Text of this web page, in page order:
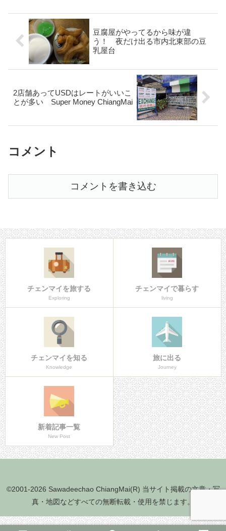
豆腐屋がやってるから味が違
う！ 夜だけ出る市内北東部の豆
乳屋台
2店舗あってUSDはレートがいいこ
とが多い Super Money ChiangMai
コメント
コメントを書き込む
チェンマイを旅する
Exploring
チェンマイで暮らす
living
チェンマイを知る
Knowledge
旅に出る
Journey
新着記事一覧
New Post
©2001-2026 Sawadeechao ChiangMai(R) 当サイト掲載の文章・写
真・地図などすべての無断転載・使用を禁じます。